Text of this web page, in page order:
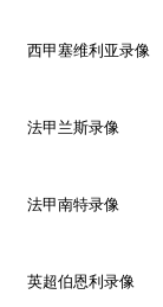
西甲塞维利亚录像
法甲兰斯录像
法甲南特录像
英超伯恩利录像